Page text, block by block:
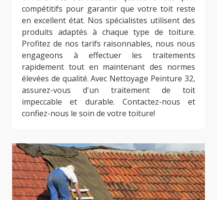
compétitifs pour garantir que votre toit reste
en excellent état. Nos spécialistes utilisent des
produits adaptés à chaque type de toiture.
Profitez de nos tarifs raisonnables, nous nous
engageons à effectuer les traitements
rapidement tout en maintenant des normes
élevées de qualité. Avec Nettoyage Peinture 32,
assurez-vous d'un traitement de toit
impeccable et durable. Contactez-nous et
confiez-nous le soin de votre toiture!